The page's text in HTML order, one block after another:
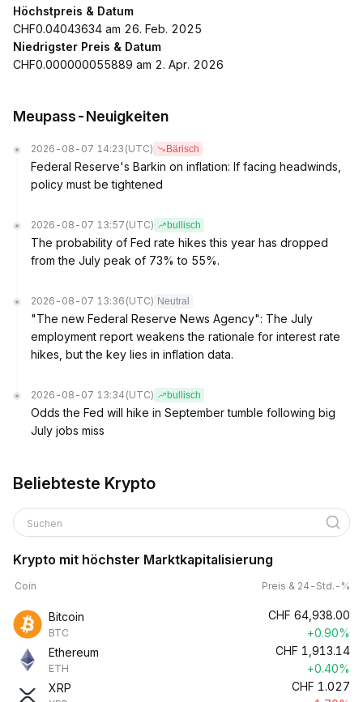
Höchstpreis & Datum
CHF0.04043634 am 26. Feb. 2025
Niedrigster Preis & Datum
CHF0.000000055889 am 2. Apr. 2026
Meupass-Neuigkeiten
2026-08-07 14:23 (UTC) Bärisch
Federal Reserve's Barkin on inflation: If facing headwinds,
policy must be tightened
2026-08-07 13:57 (UTC) bullisch
The probability of Fed rate hikes this year has dropped
from the July peak of 73% to 55%.
2026-08-07 13:36 (UTC) Neutral
"The new Federal Reserve News Agency": The July
employment report weakens the rationale for interest rate
hikes, but the key lies in inflation data.
2026-08-07 13:34 (UTC) bullisch
Odds the Fed will hike in September tumble following big
July jobs miss
Beliebteste Krypto
Suchen
Krypto mit höchster Marktkapitalisierung
Coin Preis & 24-Std.-%
Bitcoin
BTC
CHF 64,938.00
+0.90%
Ethereum
ETH
CHF 1,913.14
+0.40%
XRP
CHF 1.027